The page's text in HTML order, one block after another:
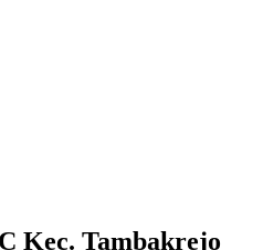
Kec. Tambakrejo